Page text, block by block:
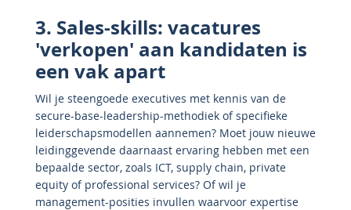
3. Sales-skills: vacatures
'verkopen' aan kandidaten is
een vak apart
Wil je steengoede executives met kennis van de
secure-base-leadership-methodiek of specifieke
leiderschapsmodellen aannemen? Moet jouw nieuwe
leidinggevende daarnaast ervaring hebben met een
bepaalde sector, zoals ICT, supply chain, private
equity of professional services? Of wil je
management-posities invullen waarvoor expertise